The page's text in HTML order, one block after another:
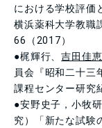
における学校評価
横浜薬科大学教職
66（2017）
●梶輝行、吉田佳恵
員会『昭和二十
課程センター研究
●安野史子，小牧
究）「新たな試験